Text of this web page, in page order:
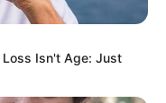
ποιες οι μέρες;
θα κάνει;
Isn't Age: Just